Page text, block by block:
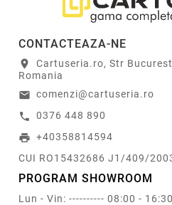
CONTACTEAZA-NE
location_on
Cartuseria.ro, Str
Romania
email comenzi@cartuseria.ro
call 0376 448 890
print +40358814594
CUI RO15432686 J1/409/
PROGRAM SHOWROOM
Lun - Vin: ---------- 08:00 - 16:30